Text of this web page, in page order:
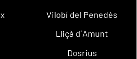
Vilobí del Penedès
Lliçà d´Amunt
Dosrius